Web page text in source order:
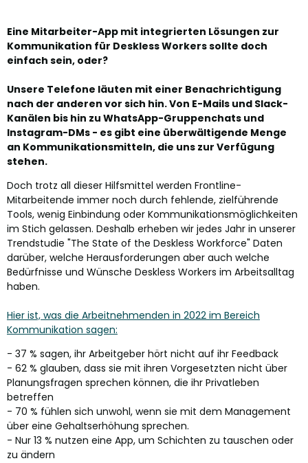
Eine Mitarbeiter-App mit integrierten Lösungen zur
Kommunikation für Deskless Workers sollte doch
einfach sein, oder?
Unsere Telefone läuten mit einer Benachrichtigung
nach der anderen vor sich hin. Von E-Mails und Slack-
Kanälen bis hin zu WhatsApp-Gruppenchats und
Instagram-DMs - es gibt eine überwältigende Menge
an Kommunikationsmitteln, die uns zur Verfügung
stehen.
Doch trotz all dieser Hilfsmittel werden Frontline-
Mitarbeitende immer noch durch fehlende, zielführende
Tools, wenig Einbindung oder Kommunikationsmöglichkeiten
im Stich gelassen. Deshalb erheben wir jedes Jahr in unserer
Trendstudie "The State of the Deskless Workforce" Daten
darüber, welche Herausforderungen aber auch welche
Bedürfnisse und Wünsche Deskless Workers im Arbeitsalltag
haben.
Hier ist, was die Arbeitnehmenden in 2022 im Bereich
Kommunikation sagen:
- 37 % sagen, ihr Arbeitgeber hört nicht auf ihr Feedback
- 62 % glauben, dass sie mit ihren Vorgesetzten nicht über
Planungsfragen sprechen können, die ihr Privatleben
betreffen
- 70 % fühlen sich unwohl, wenn sie mit dem Management
über eine Gehaltserhöhung sprechen.
- Nur 13 % nutzen eine App, um Schichten zu tauschen oder
zu ändern